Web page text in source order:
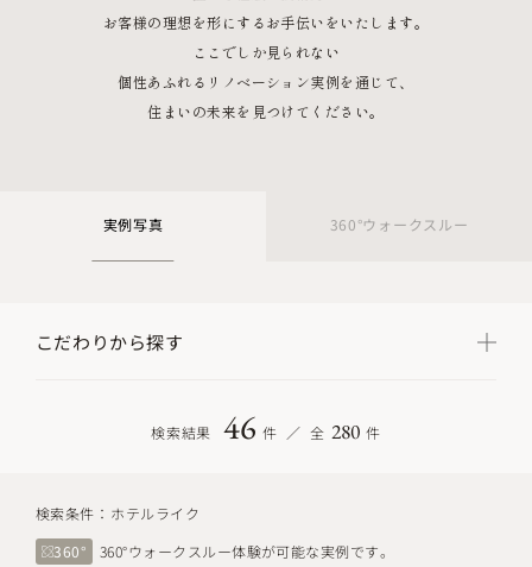
お客様の理想を形にするお手伝いをいたします。
ここでしか見られない
個性あふれるリノベーション実例を通じて、
住まいの未来を見つけてください。
実例写真 360°ウォークスルー
こだわりから探す
検索結果 46 件 全 280 件
検索条件： ホテルライク
360°
360°ウォークスルー体験が可能な実例です。